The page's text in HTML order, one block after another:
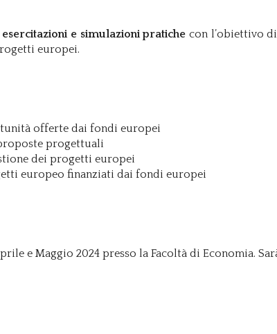
e simulazioni pratiche con l’obiettivo
europei.
offerte dai fondi europei
progettuali
dei progetti europei
europeo finanziati dai fondi europei
e Maggio 2024 presso la Facoltà di Economia.